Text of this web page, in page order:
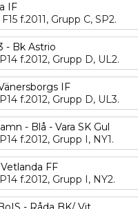
IF
F15 f.2011, Grupp C, SP2.
- Bk Astrio
P14 f.2012, Grupp D, UL2.
IF
P14 f.2012, Grupp D, UL3.
- Blå - Vara SK Gul
P14 f.2012, Grupp I, NY1.
FF
P14 f.2012, Grupp I, NY2.